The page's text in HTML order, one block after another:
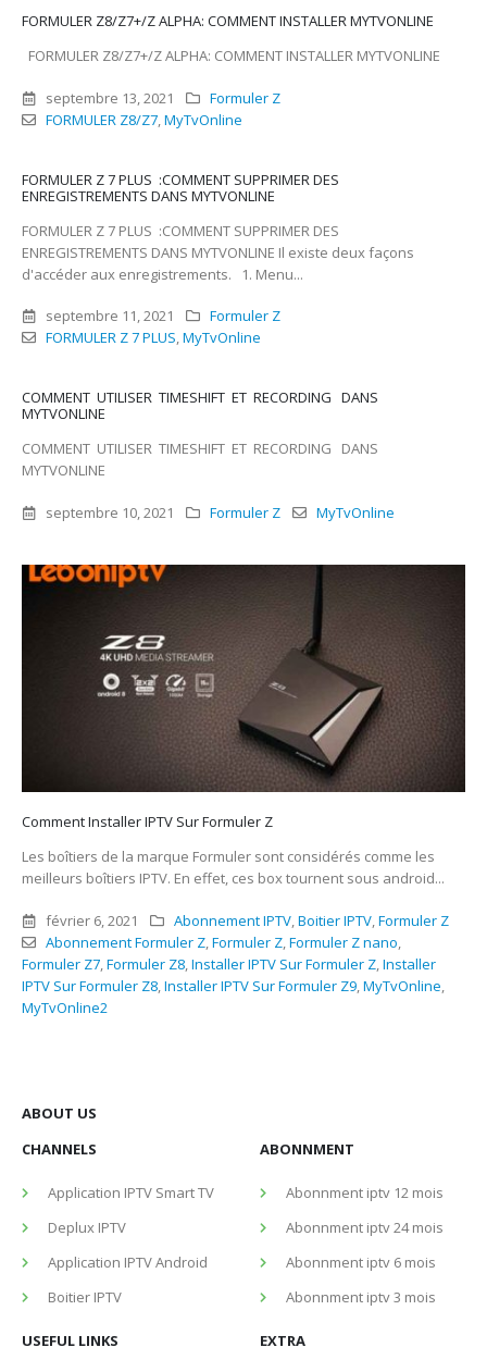
FORMULER Z8/Z7+/Z ALPHA: COMMENT INSTALLER MYTVONLINE
FORMULER Z8/Z7+/Z ALPHA: COMMENT INSTALLER MYTVONLINE
septembre 13, 2021
Formuler Z
FORMULER Z8/Z7,MyTvOnline
FORMULER Z 7 PLUS :COMMENT SUPPRIMER DES
ENREGISTREMENTS DANS MYTVONLINE
FORMULER Z 7 PLUS :COMMENT SUPPRIMER DES
ENREGISTREMENTS DANS MYTVONLINE Il existe deux façons
d'accéder aux enregistrements. 1. Menu...
septembre 11, 2021
Formuler Z
FORMULER Z 7 PLUS,MyTvOnline
COMMENT UTILISER TIMESHIFT ET RECORDING DANS
MYTVONLINE
COMMENT UTILISER TIMESHIFT ET RECORDING DANS
MYTVONLINE
septembre 10, 2021 Formuler Z MyTvOnline
Comment Installer IPTV Sur Formuler Z
Les boîtiers de la marque Formuler sont considérés comme les
meilleurs boîtiers IPTV. En effet, ces box tournent sous android...
février 6, 2021 Abonnement IPTV,Boitier IPTV,Formuler Z
Abonnement Formuler Z,Formuler Z,Formuler Z nano,
Formuler Z7,Formuler Z8,Installer IPTV Sur Formuler Z,Installer
IPTV Sur Formuler Z8,Installer IPTV Sur Formuler Z9,MyTvOnline,
MyTvOnline2
ABOUT US
CHANNELS
Application IPTV Smart TV
Deplux IPTV
Application IPTV Android
Boitier IPTV
ABONNMENT
Abonnment iptv 12 mois
Abonnment iptv 24 mois
Abonnment iptv 6 mois
Abonnment iptv 3 mois
USEFUL LINKS EXTRA